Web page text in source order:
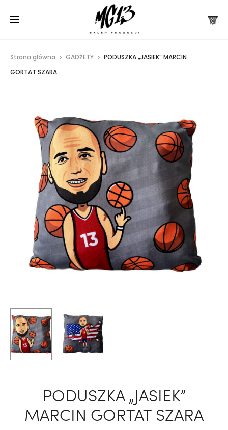
Strona główna GADŻETY
PODUSZKA „JASIEK” MARCIN
GORTAT SZARA
PODUSZKA „JASIEK”
MARCIN GORTAT SZARA